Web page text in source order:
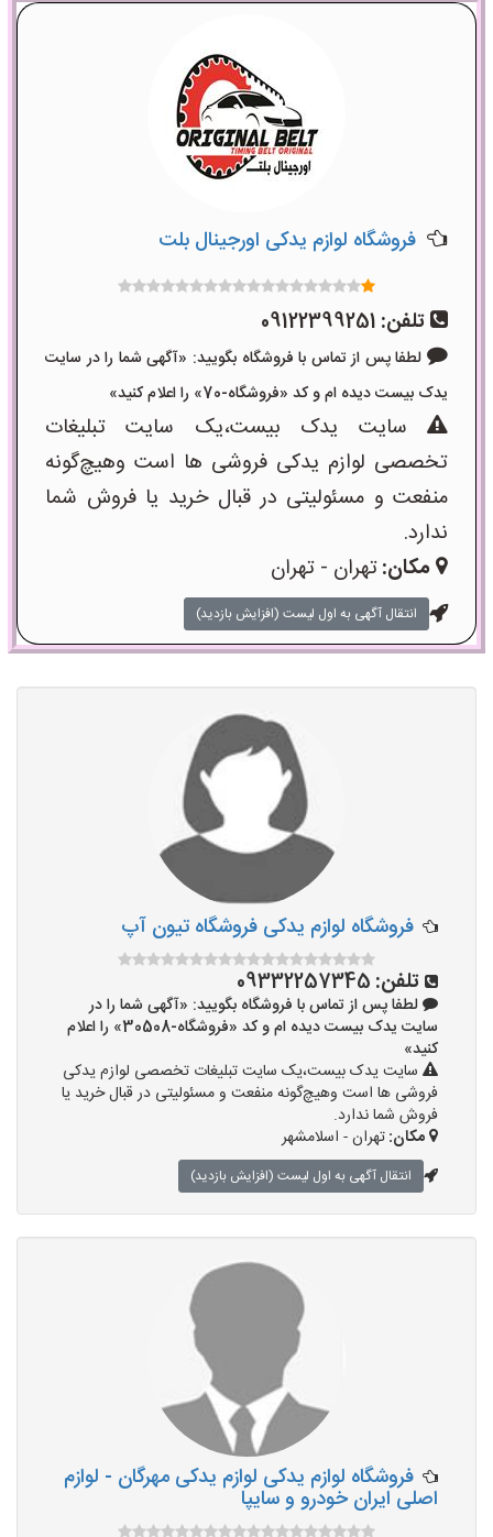
فروشگاه لوازم یدکی اورجینال بلت
تلفن:09122399251
لطفا پس از تماس با فروشگاه بگویید: «آگهی شما را در سایت
یدک بیست دیده ام و کد «فروشگاه-70» را اعلام کنید»
سایت یدک بیست،یک سایت تبلیغات
تخصصی لوازم یدکی فروشی ها است وهیچ‌گونه
منفعت و مسئولیتی در قبال خرید یا فروش شما
ندارد.
مکان:تهران - تهران
انتقال آگهی به اول لیست (افزایش بازدید)
فروشگاه لوازم یدکی فروشگاه تیون آپ
تلفن:09332257345
لطفا پس از تماس با فروشگاه بگویید: «آگهی شما را در
سایت یدک بیست دیده ام و کد «فروشگاه-30508» را اعلام
کنید»
سایت یدک بیست،یک سایت تبلیغات تخصصی لوازم یدکی
فروشی ها است وهیچ‌گونه منفعت و مسئولیتی در قبال خرید یا
فروش شما ندارد.
مکان:تهران - اسلامشهر
انتقال آگهی به اول لیست (افزایش بازدید)
فروشگاه لوازم یدکی لوازم یدکی مهرگان - لوازم
اصلی ایران خودرو و سایپا